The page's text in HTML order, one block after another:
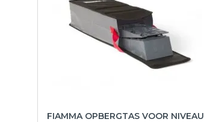
FIAMMA OPBERGTAS VOOR NIVEAU